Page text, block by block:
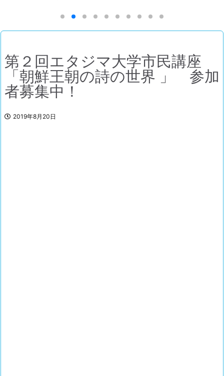
第２回エタジマ大学市民講座
「朝鮮王朝の詩の世界 」 参加
者募集中！
2019年8月20日